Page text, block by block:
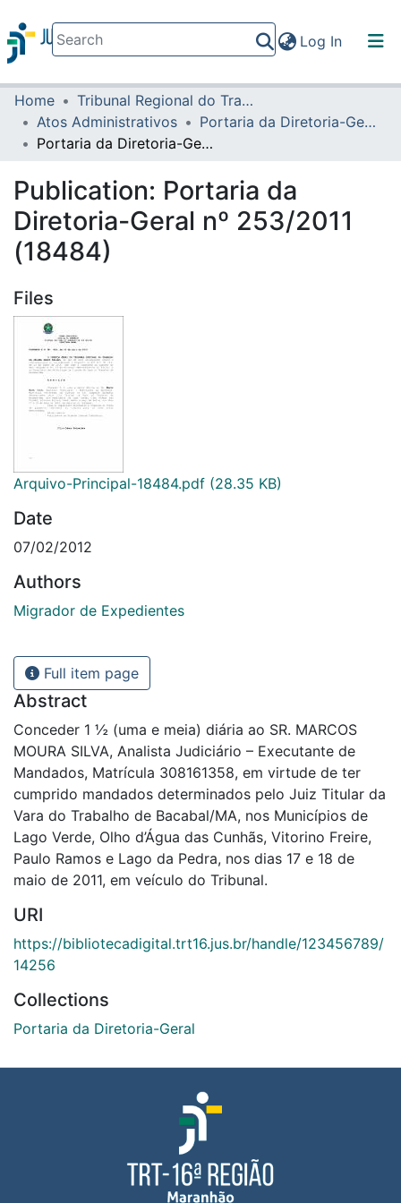
Log In(current)
Communities & Collections
All of DSpace
Home
Tribunal Regional do Trabalho da 16ª Região
Atos Administrativos
Portaria da Diretoria-Geral
Portaria da Diretoria-Geral nº 253/2011 (18484)
Publication: Portaria da
Diretoria-Geral nº 253/2011
(18484)
Files
Arquivo-Principal-18484.pdf (28.35 KB)
Date
07/02/2012
Authors
Migrador de Expedientes
Full item page
Abstract
Conceder 1 ½ (uma e meia) diária ao SR. MARCOS
MOURA SILVA, Analista Judiciário – Executante de
Mandados, Matrícula 308161358, em virtude de ter
cumprido mandados determinados pelo Juiz Titular da
Vara do Trabalho de Bacabal/MA, nos Municípios de
Lago Verde, Olho d’Água das Cunhãs, Vitorino Freire,
Paulo Ramos e Lago da Pedra, nos dias 17 e 18 de
maio de 2011, em veículo do Tribunal.
URI
https://bibliotecadigital.trt16.jus.br/handle/123456789/
14256
Collections
Portaria da Diretoria-Geral